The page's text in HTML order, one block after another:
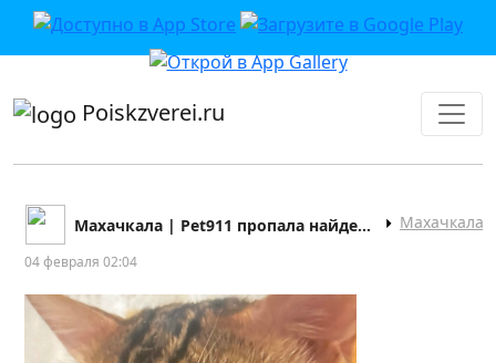
приложении или в VK">
Poiskzverei.ru
Махачкала | Pet911 пропала найдена собака кошка Махачкала
04 февраля 02:04